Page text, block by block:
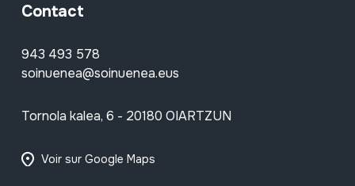
Contact
943 493 578
soinuenea@soinuenea.eus
Tornola kalea, 6 - 20180 OIARTZUN
Voir sur Google Maps